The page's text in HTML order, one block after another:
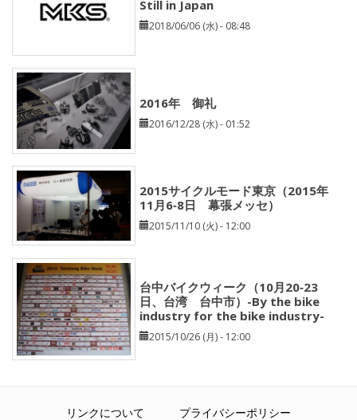
Still in Japan
2018/06/06 (水) - 08:48
2016年 御礼
2016/12/28 (水) - 01:52
2015サイクルモード東京（2015年
11月6‐8日 幕張メッセ）
2015/11/10 (火) - 12:00
台中バイクウィーク（10月20‐23
日、台湾 台中市）-By the bike
industry for the bike industry-
2015/10/26 (月) - 12:00
リンクについて プライバシーポリシー